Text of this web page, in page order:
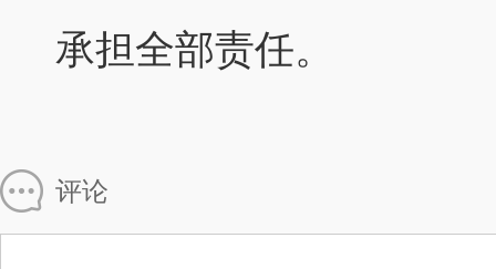
承担全部责任。
评论